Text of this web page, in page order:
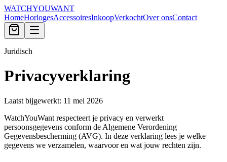
WATCHYOUWANT
HomeHorlogesAccessoiresInkoopVerkochtOver onsContact
Juridisch
Privacyverklaring
Laatst bijgewerkt: 11 mei 2026
WatchYouWant respecteert je privacy en verwerkt
persoonsgegevens conform de Algemene Verordening
Gegevensbescherming (AVG). In deze verklaring lees je welke
gegevens we verzamelen, waarvoor en wat jouw rechten zijn.